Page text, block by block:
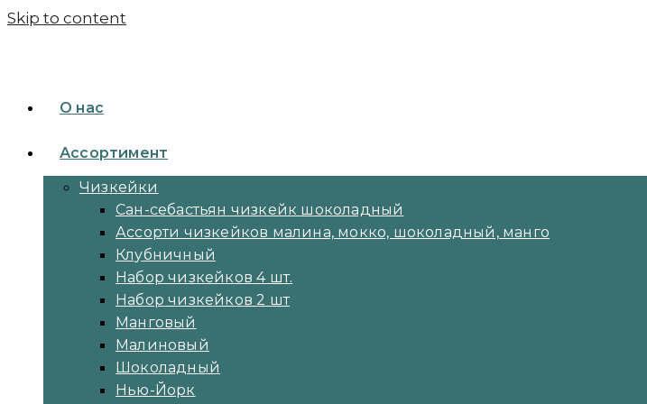
Skip to content
О нас
Ассортимент
Чизкейки
Сан-себастьян чизкейк шоколадный
Ассорти чизкейков малина, мокко, шоколадный, манго
Клубничный
Набор чизкейков 4 шт.
Набор чизкейков 2 шт
Манговый
Малиновый
Шоколадный
Нью-Йорк